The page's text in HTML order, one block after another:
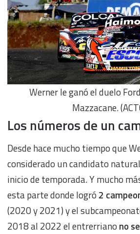
Werner le ganó el duelo
Mazzacane.
Los números de un
Desde hace mucho tiempo que
considerado un candidato
inicio de temporada. Y mucho
esta parte donde logró 2
(2020 y 2021) y el
2018 al 2022 el entrerriano no